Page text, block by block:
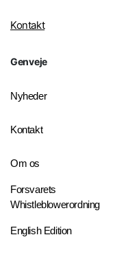
Kontakt
Genveje
Nyheder
Kontakt
Om os
Forsvarets
Whistleblowerordning
English Edition